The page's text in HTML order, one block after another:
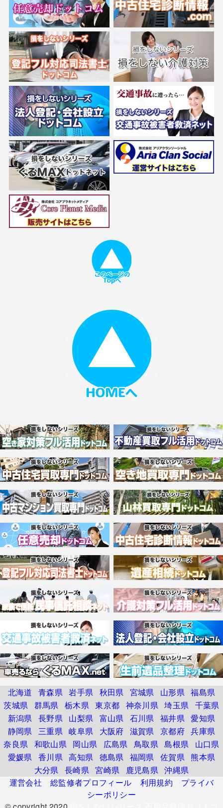
北海道 青森県 岩手県 秋田県 宮城県 山形県 福島県
茨城県 群馬県 栃木県 東京都 神奈川県 埼玉県 千葉県
新潟県 長野県 山梨県 富山県 石川県 福井県 愛知県
静岡県 三重県 岐阜県 大阪府 滋賀県 京都府 兵庫県
奈良県 和歌山県 岡山県 広島県 鳥取県 島根県
山口県
愛媛県 香川県 高知県 徳島県 福岡県 佐賀県 熊本県
大分県 長崎県 宮崎県 鹿児島県 沖縄県
運営会社
総監修者プロフィール 利用規約
プライバ
シーポリシー